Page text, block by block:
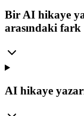
Bir AI hikaye
arasındaki fark
AI hikaye